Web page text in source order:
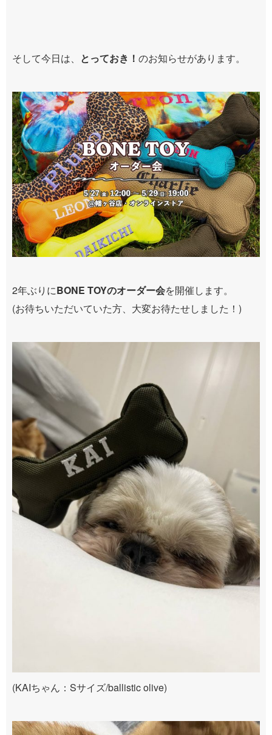
そして今日は、 とっておき！ のお知らせがあります。
2年ぶりにBONE TOYのオーダー会を開催します。
(お待ちいただいていた方、大変お待たせしました！)
(KAIちゃん：Sサイズ/ballistic olive)